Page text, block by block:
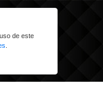
de este